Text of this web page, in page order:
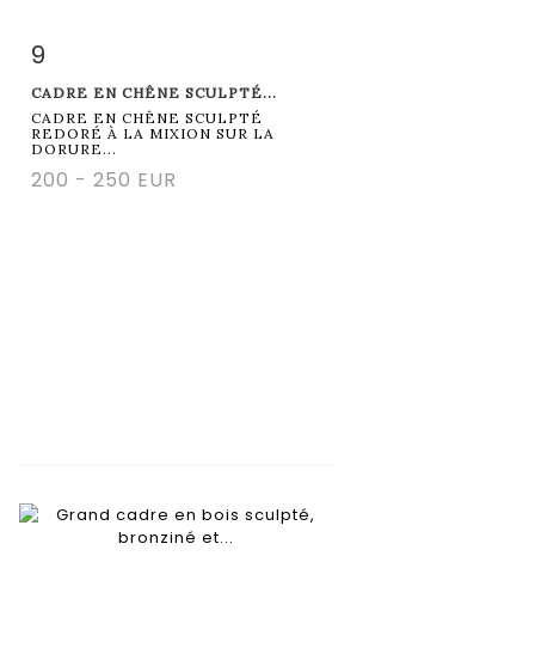
9
CADRE EN CHÊNE SCULPTÉ...
CADRE EN CHÊNE SCULPTÉ
REDORÉ À LA MIXION SUR LA
DORURE...
200 - 250 EUR